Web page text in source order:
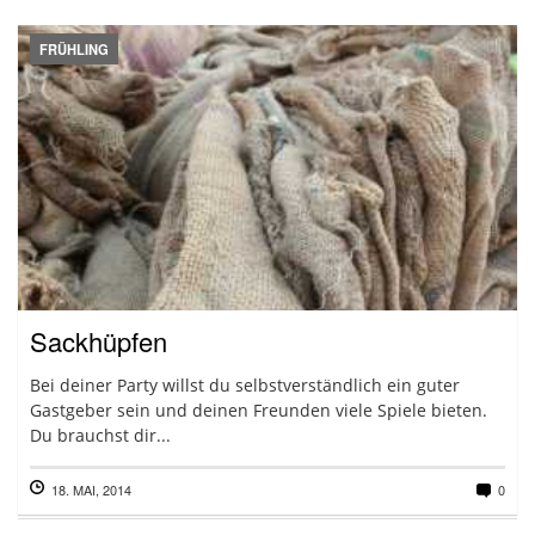
FRÜHLING
Sackhüpfen
Bei deiner Party willst du selbstverständlich ein guter
Gastgeber sein und deinen Freunden viele Spiele bieten.
Du brauchst dir...
18. MAI, 2014 0